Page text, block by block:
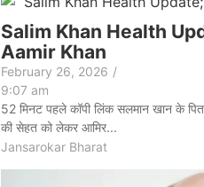
Salim Khan Health
Aamir Khan
February 26, 2026 /
9:07 am
52 मिनट पहले कॉपी लिंक सलमान खान के
की सेहत को लेकर आमिर...
Jansarokar Bharat